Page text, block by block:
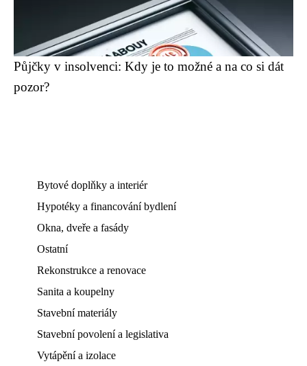
Půjčky v insolvenci: Kdy je to možné a na co si dát
pozor?
Bytové doplňky a interiér
Hypotéky a financování bydlení
Okna, dveře a fasády
Ostatní
Rekonstrukce a renovace
Sanita a koupelny
Stavební materiály
Stavební povolení a legislativa
Vytápění a izolace